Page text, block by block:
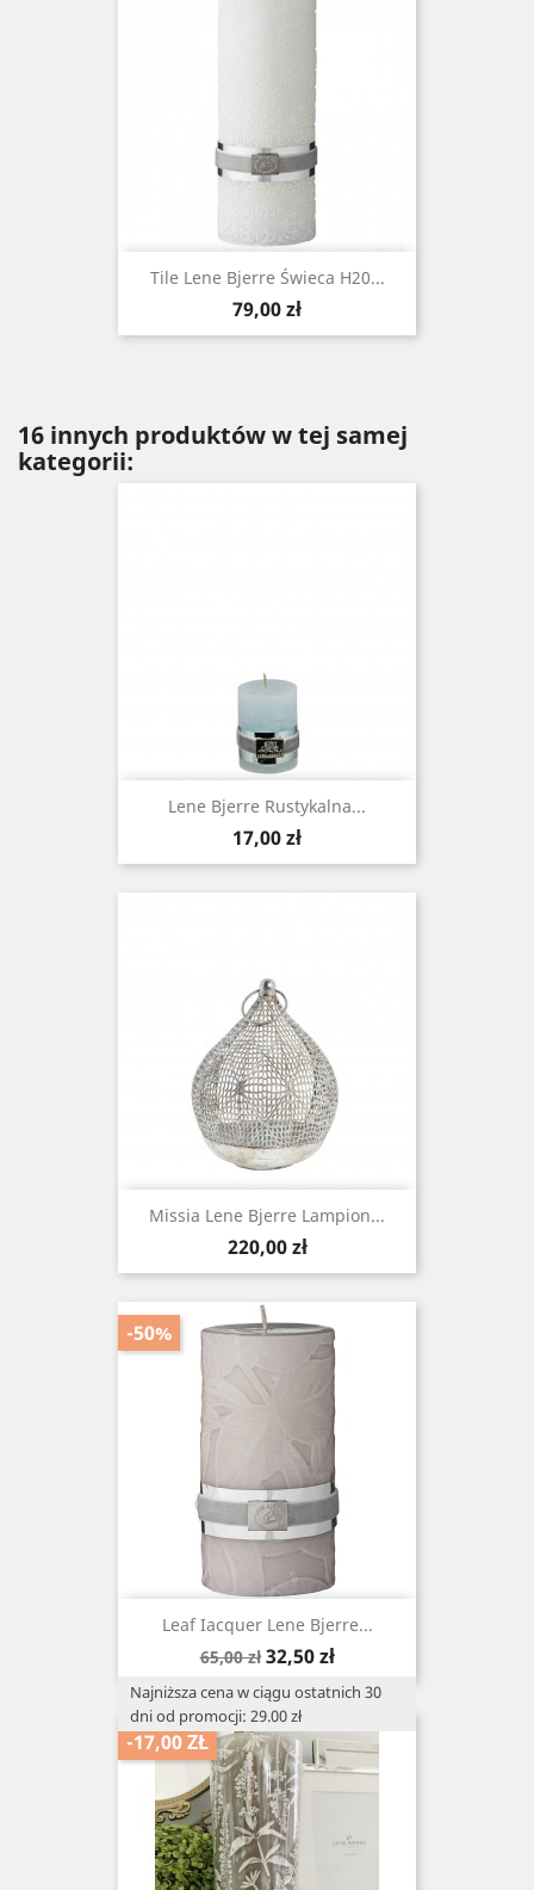
Tile Lene Bjerre Świeca H20...
Cena
79,00 zł
16 innych produktów w tej samej
kategorii:
Lene Bjerre Rustykalna...
Cena
17,00 zł
Missia Lene Bjerre Lampion...
Cena
220,00 zł
Leaf Iacquer Lene Bjerre...
Cena
65,00 zł Cena
32,50 zł
Najniższa cena w ciągu ostatnich 30
dni od promocji: 29.00 zł
-50%
-17,00 ZŁ